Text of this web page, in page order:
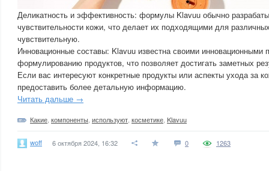
Деликатность и эффективность: формулы Klavuu обычно
чувствительности кожи, что делает их подходящими для
чувствительную.
Инновационные составы: Klavuu известна своими инновационными
формулированию продуктов, что позволяет достигать заметных
Если вас интересуют конкретные продукты или аспекты ухода за
предоставить более детальную информацию.
Читать дальше →
Какие компоненты используют косметике Klavuu
woff 6 октября 2024, 16:32 0 1263